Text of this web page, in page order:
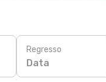
Regresso
Data